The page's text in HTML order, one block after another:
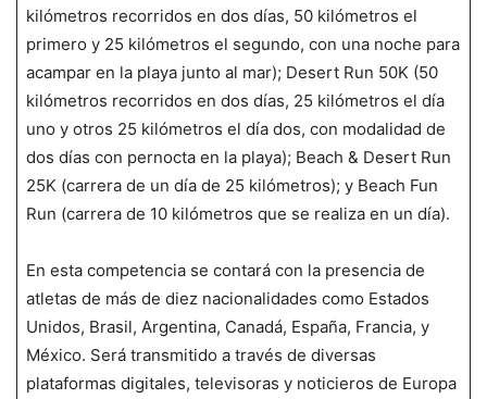
kilómetros recorridos en dos días, 50 kilómetros el
primero y 25 kilómetros el segundo, con una noche para
acampar en la playa junto al mar); Desert Run 50K (50
kilómetros recorridos en dos días, 25 kilómetros el día
uno y otros 25 kilómetros el día dos, con modalidad de
dos días con pernocta en la playa); Beach & Desert Run
25K (carrera de un día de 25 kilómetros); y Beach Fun
Run (carrera de 10 kilómetros que se realiza en un día).
En esta competencia se contará con la presencia de
atletas de más de diez nacionalidades como Estados
Unidos, Brasil, Argentina, Canadá, España, Francia, y
México. Será transmitido a través de diversas
plataformas digitales, televisoras y noticieros de Europa